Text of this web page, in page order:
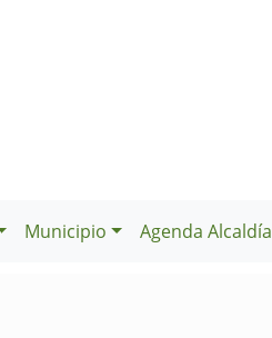
Municipio Agenda Alcaldía